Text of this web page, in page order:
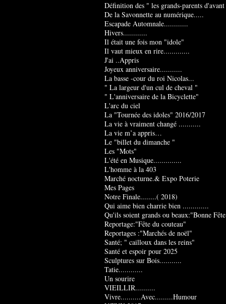
Définition des " les grands-parents
De la Savonnette au numérique.....
Escapade Automnale............
Hivers............
Il était une fois mon "idole"
Il vaut mieux en rire.............
J'ai ..Appris
Joyeux anniversaire...........
La basse -cour du roi Nicolas...
" La largeur d'un cul de cheval "
" L'anniversaire de la Bicyclette"
L'arc du ciel
La "Tournée des idoles" 2016/2017
La vie à vraiment changé ...........
La vie m’a appris…
Le "billet du dimanche "
Les "Mots"
L'été en Musique..............
L'homme à la 403
Marché nocturne.& Expo Poterie
Mes Pages
Notre Finale........( 2018)
Qui aime bien charrie bien .............
Qu'ils soient grands ou beaux:"Bonne
Reportage:"Fête du couteau"
Reportages :"Marchés de noël"
Santé; " cailloux dans les reins"
Santé et espoir pour 2025
Sculptures sur Bois...........
Tatie............
Un sourire
VIEILLIR..........
Vivre..........Avec.........Humour